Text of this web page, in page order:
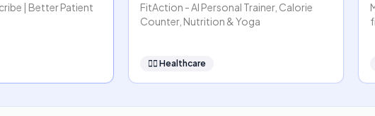
| Better Patient
FitAction - AI Personal Trainer, Calorie
Counter, Nutrition & Yoga
👩‍⚕️ Healthcare